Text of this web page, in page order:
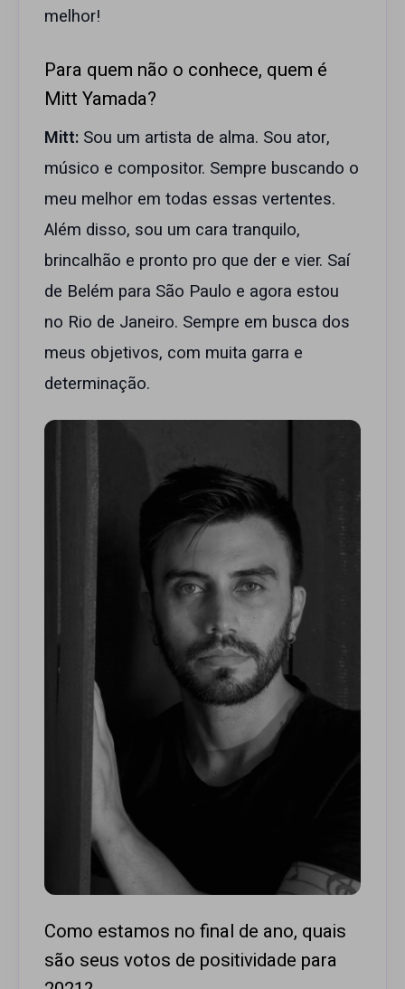
melhor!
Para quem não o conhece, quem é
Mitt Yamada?
Mitt: Sou um artista de alma. Sou ator,
músico e compositor. Sempre buscando o
meu melhor em todas essas vertentes.
Além disso, sou um cara tranquilo,
brincalhão e pronto pro que der e vier. Saí
de Belém para São Paulo e agora estou
no Rio de Janeiro. Sempre em busca dos
meus objetivos, com muita garra e
determinação.
Como estamos no final de ano, quais
são seus votos de positividade para